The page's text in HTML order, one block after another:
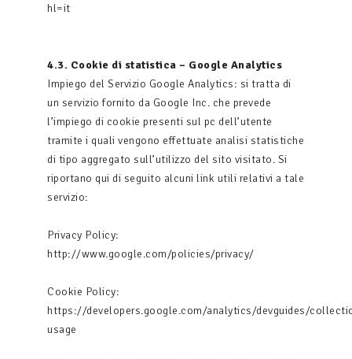
hl=it
4.3. Cookie di statistica – Google Analytics
Impiego del Servizio Google Analytics: si tratta di
un servizio fornito da Google Inc. che prevede
l’impiego di cookie presenti sul pc dell’utente
tramite i quali vengono effettuate analisi statistiche
di tipo aggregato sull’utilizzo del sito visitato. Si
riportano qui di seguito alcuni link utili relativi a tale
servizio:
Privacy Policy:
http://www.google.com/policies/privacy/
Cookie Policy:
https://developers.google.com/analytics/devguides/
usage